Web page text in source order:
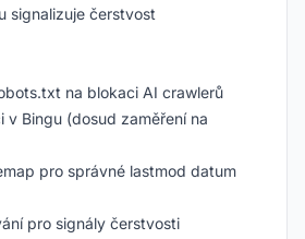
signalizuje čerstvost
na blokaci AI crawlerů
v Bingu (dosud zaměření na
pro správné lastmod datum
pro signály čerstvosti